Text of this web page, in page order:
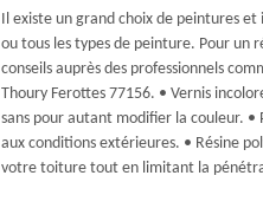
Il existe un grand choix de peintures
ou tous les types de peinture. Pour un
conseils auprès des professionnels
Thoury Ferottes 77156. • Vernis
sans pour autant modifier la couleur.
aux conditions extérieures. • Résine
votre toiture tout en limitant la